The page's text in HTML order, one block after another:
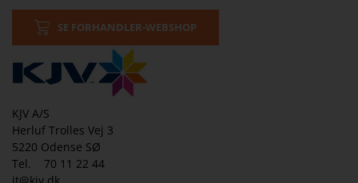
SE FORHANDLER-WEBSHOP
KJV A/S
Herluf Trolles Vej 3
5220 Odense SØ
Tel. 70 11 22 44